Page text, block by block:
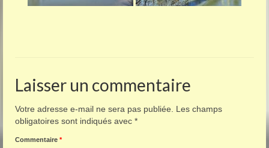
Laisser un commentaire
Votre adresse e-mail ne sera pas publiée. Les champs
obligatoires sont indiqués avec *
Commentaire *